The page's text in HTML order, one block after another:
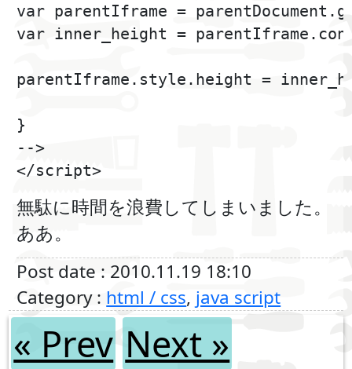
var parentIframe =
var inner_height =
parentIframe.style.height =
}
-->
無駄に時間を浪費してしまいました。
ああ。
Post date : 2010.11.19 18:10
Category : html / css, java script
« Prev Next »